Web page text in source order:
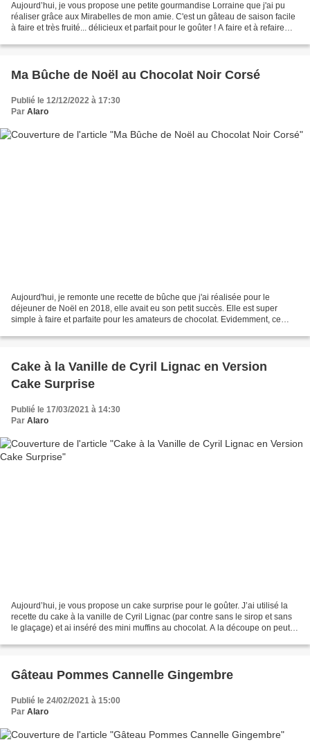
Aujourd’hui, je vous propose une petite gourmandise Lorraine que j'ai pu
réaliser grâce aux Mirabelles de mon amie. C'est un gâteau de saison facile
à faire et très fruité... délicieux et parfait pour le goûter ! A faire et à refaire
Ma Bûche de Noël au Chocolat Noir Corsé
Publié le 12/12/2022 à 17:30
Par Alaro
Aujourd'hui, je remonte une recette de bûche que j'ai réalisée pour le
déjeuner de Noël en 2018, elle avait eu son petit succès. Elle est super
simple à faire et parfaite pour les amateurs de chocolat. Evidemment, ce
Cake à la Vanille de Cyril Lignac en Version
Cake Surprise
Publié le 17/03/2021 à 14:30
Par Alaro
Aujourd’hui, je vous propose un cake surprise pour le goûter. J’ai utilisé la
recette du cake à la vanille de Cyril Lignac (par contre sans le sirop et sans
le glaçage) et ai inséré des mini muffins au chocolat. A la découpe on peut
Gâteau Pommes Cannelle Gingembre
Publié le 24/02/2021 à 15:00
Par Alaro